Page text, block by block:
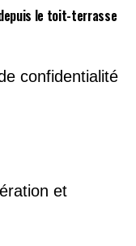
le toit-terrasse
confidentialité
et